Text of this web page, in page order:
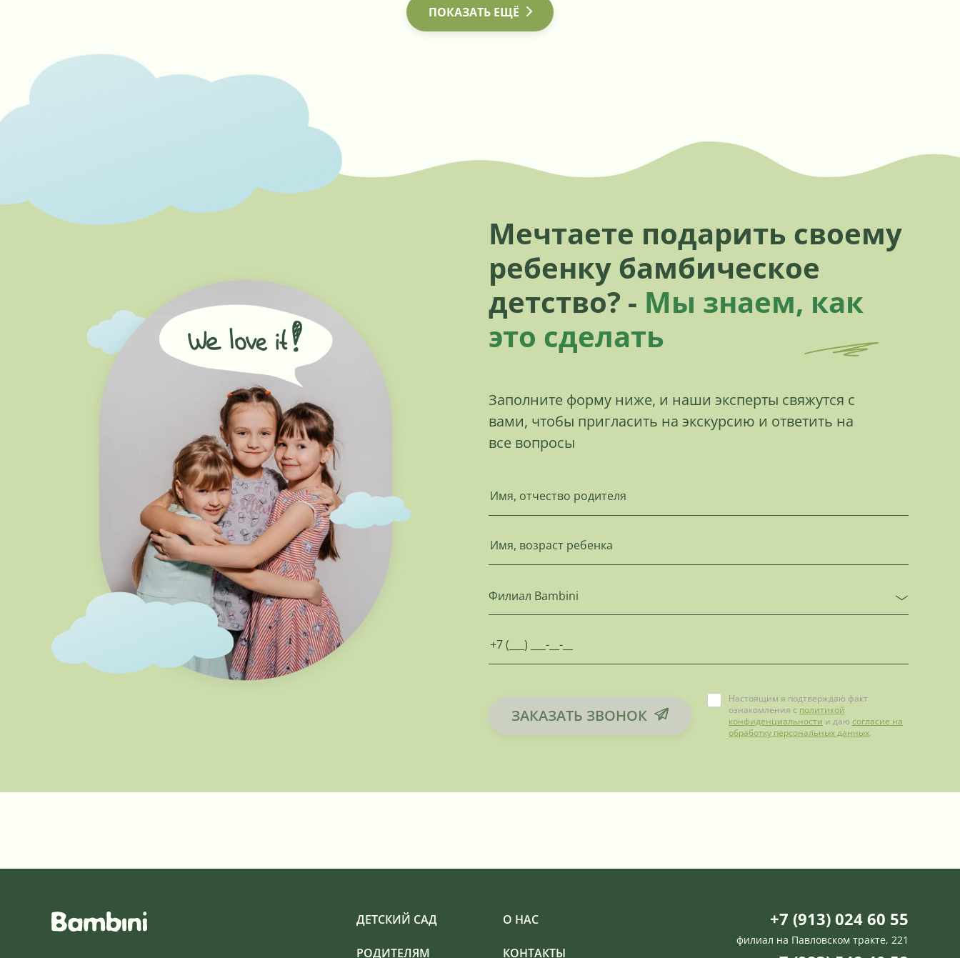
ПОКАЗАТЬ ЕЩЁ
Мечтаете подарить своему
ребенку бамбическое
детство? - Мы знаем, как
это сделать
Заполните форму ниже, и наши эксперты свяжутся с
вами, чтобы пригласить на экскурсию и ответить на
все вопросы
Филиал Bambini
ЗАКАЗАТЬ ЗВОНОК
Настоящим я подтверждаю факт
ознакомления с политикой
конфиденциальности и даю согласие на
обработку персональных данных.
ДЕТСКИЙ САД
РОДИТЕЛЯМ
О НАС
КОНТАКТЫ
+7 (913) 024 60 55
филиал на Павловском тракте, 221